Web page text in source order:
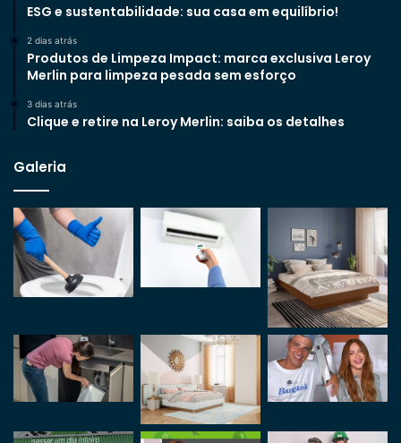
ESG e sustentabilidade: sua casa em equilíbrio!
2 dias atrás
Produtos de Limpeza Impact: marca exclusiva Leroy
Merlin para limpeza pesada sem esforço
3 dias atrás
Clique e retire na Leroy Merlin: saiba os detalhes
Galeria